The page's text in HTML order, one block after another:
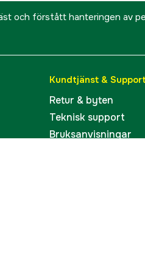
och förstått hanteringen av
Kundtjänst & Support
Retur & byten
Teknisk support
Bruksanvisningar